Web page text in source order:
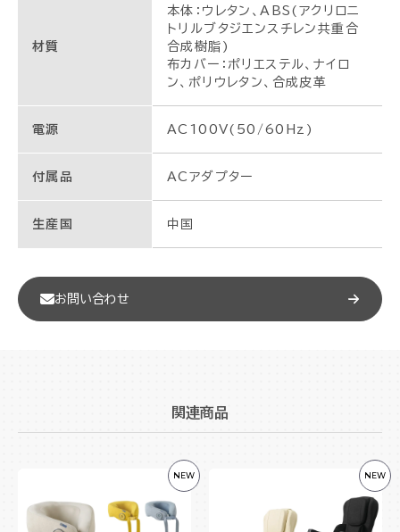
材質
本体：ウレタン、ABS(アクリロニ
トリルブタジエンスチレン共重合
合成樹脂)
布カバー：ポリエステル、ナイロ
ン、ポリウレタン、合成皮革
電源 AC100V(50/60Hz)
付属品 ACアダプター
生産国 中国
お問い合わせ
関連商品
NEW NEW